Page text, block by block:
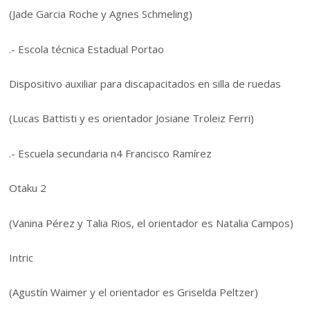
(Jade Garcia Roche y Agnes Schmeling)
.- Escola técnica Estadual Portao
Dispositivo auxiliar para discapacitados en silla de ruedas
(Lucas Battisti y es orientador Josiane Troleiz Ferri)
.- Escuela secundaria n4 Francisco Ramírez
Otaku 2
(Vanina Pérez y Talia Rios, el orientador es Natalia Campos)
Intric
(Agustín Waimer y el orientador es Griselda Peltzer)